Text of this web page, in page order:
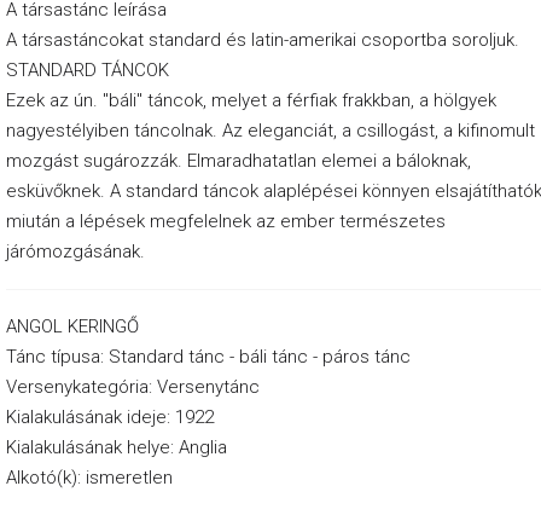
e
k
S
z
o
m
b
V
a
á
A társastánc leírása
A társastáncokat standard és latin-amerikai csoportba soroljuk.
STANDARD TÁNCOK
Ezek az ún. "báli" táncok, melyet a férfiak frakkban, a hölgyek
nagyestélyiben táncolnak. Az eleganciát, a csillogást, a kifinomult
mozgást sugározzák. Elmaradhatatlan elemei a báloknak,
esküvőknek. A standard táncok alaplépései könnyen
miután a lépések megfelelnek az ember természetes
járómozgásának.
ANGOL KERINGŐ
Tánc típusa: Standard tánc - báli tánc - páros tánc
Versenykategória: Versenytánc
Kialakulásának ideje: 1922
Kialakulásának helye: Anglia
Alkotó(k): ismeretlen